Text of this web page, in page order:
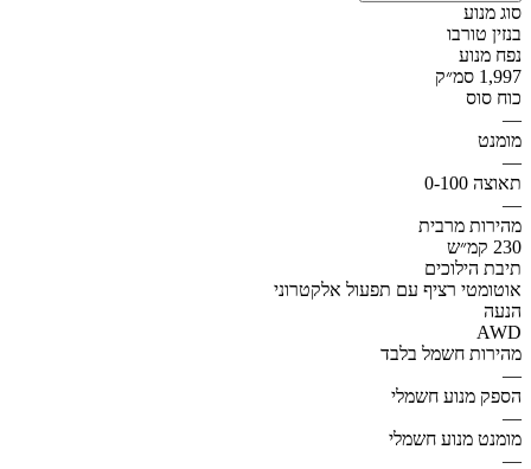
סוג מנוע
בנזין טורבו
נפח מנוע
1,997 סמ״ק
כוח סוס
—
מומנט
—
תאוצה 0-100
—
מהירות מרבית
230 קמ״ש
תיבת הילוכים
אוטומטי רציף עם תפעול אלקטרוני
הנעה
AWD
מהירות חשמל בלבד
—
הספק מנוע חשמלי
—
מומנט מנוע חשמלי
—